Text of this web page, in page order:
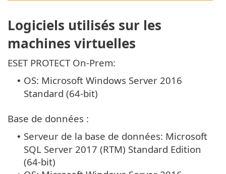
Logiciels utilisés sur les
machines virtuelles
ESET PROTECT On-Prem:
• OS: Microsoft Windows Server 2016
Standard (64-bit)
Base de données :
• Serveur de la base de données: Microsoft
SQL Server 2017 (RTM) Standard Edition
(64-bit)